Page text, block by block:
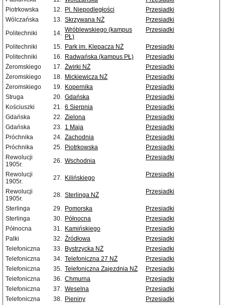
Piotrkowska
12. Pl. Niepodległości
Przesiadki
Wólczańska
13. Skrzywana NŻ
Przesiadki
Politechniki
14. Wróblewskiego (kampus
PŁ)
Przesiadki
Politechniki 15. Park im. Klepacza NŻ
Przesiadki
Politechniki
16. Radwańska (kampus PŁ)
Przesiadki
Żeromskiego
17. Żwirki NŻ
Przesiadki
Żeromskiego
18. Mickiewicza NŻ
Przesiadki
Żeromskiego
19. Kopernika
Przesiadki
Struga
20. Gdańska
Przesiadki
Kościuszki
21. 6 Sierpnia
Przesiadki
Gdańska
22. Zielona
Przesiadki
Gdańska
23. 1 Maja
Przesiadki
Próchnika
24. Zachodnia
Przesiadki
Próchnika
25. Piotrkowska
Przesiadki
Rewolucji
1905r.
26. Wschodnia Przesiadki
Rewolucji
1905r.
27. Kilińskiego Przesiadki
Rewolucji
1905r.
28. Sterlinga NŻ Przesiadki
Sterlinga 29. Pomorska
Przesiadki
Sterlinga
30. Północna
Przesiadki
Północna
31. Kamińskiego
Przesiadki
Palki
32. Źródłowa
Przesiadki
Telefoniczna
33. Bystrzycka NŻ
Przesiadki
Telefoniczna
34. Telefoniczna 27 NŻ
Przesiadki
Telefoniczna
35. Telefoniczna Zajezdnia NŻ
Przesiadki
Telefoniczna
36. Chmurna
Przesiadki
Telefoniczna
37. Weselna
Przesiadki
Telefoniczna
38. Pieniny
Przesiadki